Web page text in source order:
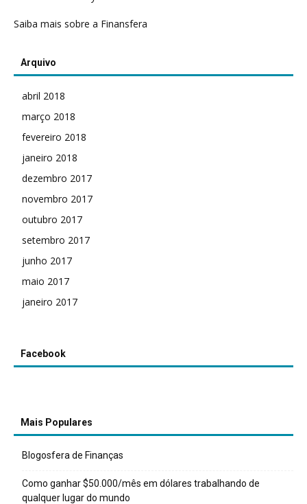
Saiba mais sobre a Finansfera
Arquivo
abril 2018
março 2018
fevereiro 2018
janeiro 2018
dezembro 2017
novembro 2017
outubro 2017
setembro 2017
junho 2017
maio 2017
janeiro 2017
Facebook
Mais Populares
Blogosfera de Finanças
Como ganhar $50.000/mês em dólares trabalhando de
qualquer lugar do mundo